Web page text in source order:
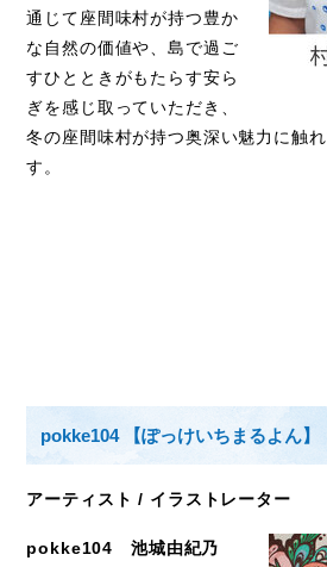
通じて座間味村が持つ豊か
な自然の価値や、島で過ご
すひとときがもたらす安ら
ぎを感じ取っていただき、
冬の座間味村が持つ奥深い魅力に触
す。
pokke104 【ぽっけいちまるよん】
アーティスト / イラストレーター
pokke104 池城由紀乃